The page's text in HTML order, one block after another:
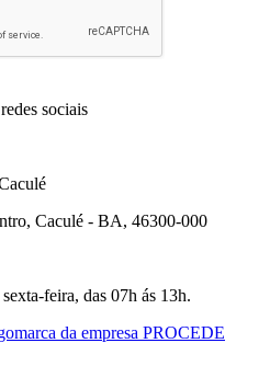
sociais
Caculé - BA, 46300-000
feira, das 07h ás 13h.